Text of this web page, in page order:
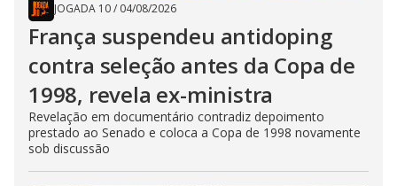
JOGADA 10/ 04/08/2026
França suspendeu antidoping
contra seleção antes da Copa de
1998, revela ex-ministra
Revelação em documentário contradiz depoimento
prestado ao Senado e coloca a Copa de 1998 novamente
sob discussão